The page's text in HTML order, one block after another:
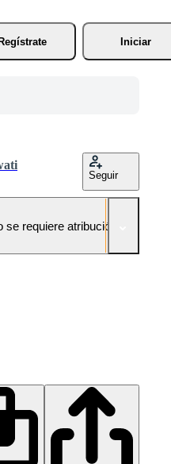
Iniciar
Seguir
se requiere atribución!